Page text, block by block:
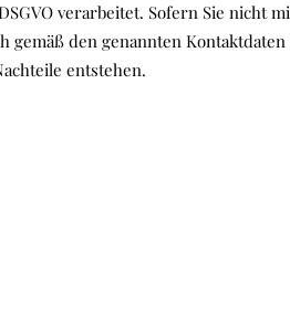
verarbeitet. Sofern Sie nicht
den genannten
entstehen.